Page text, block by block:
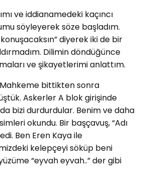
ve iddianamedeki kaçıncı
söyleyerek söze başladım.
diyerek iki de bir
Dilimin döndüğünce
ve şikayetlerimi anlattım.
Mahkeme bittikten sonra
Askerler A blok girişinde
bizi durdurdular. Benim ve daha
okundu. Bir başçavuş, “Adı
Ben Eren Kaya ile
kelepçeyi söküp beni
“eyvah eyvah..” der gibi